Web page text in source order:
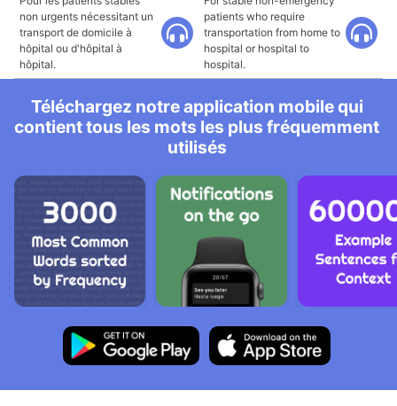
non urgents nécessitant un
transport de domicile à
hôpital ou d'hôpital à
hôpital.
patients who require
transportation from home to
hospital or hospital to
hospital.
Téléchargez notre application mobile qui
contient tous les mots les plus fréquemment
utilisés